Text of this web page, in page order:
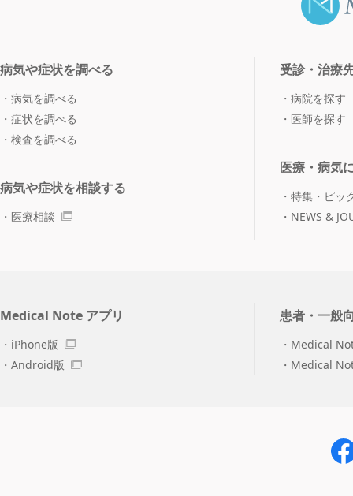
病気や症状を調べる
病気を調べる
症状を調べる
検査を調べる
病気や症状を相談する
医療相談
受診・治療
病院を探す
医師を探す
医療・病気
特集・ピッ
NEWS &
Medical Note アプリ
iPhone版
Android版
患者・一般
Medical
Medical